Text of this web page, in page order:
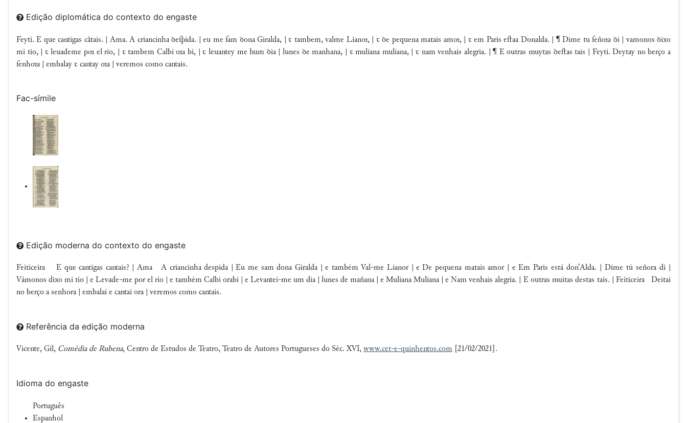
Edição diplomática do contexto do engaste
Feyti. E que cantigas cãtais. | Ama. A criancinha ꝺeſpida. | eu me ſam ꝺona Giralda, | ꞇ tambem, valme Lian, | ꞇ ꝺe pequena matais am, | ꞇ em Paris eﬅaa Donalda. | ¶ Dime tu ſeña ꝺi | vamonos ꝺixo
mi tio, | ꞇ leuademe p el rio, | ꞇ tambem Calbi a bi, | ꞇ leuantey me hum ꝺia | lunes ꝺe manhana, | ꞇ muliana muliana, | ꞇ nam venhais alegria. | ¶ E outras muytas ꝺeﬅas tais | Feyti. Deytay no berço a
ſenha | embalay ꞇ cantay a | veremos como cantais.
Fac-símile
Edição moderna do contexto do engaste
Feiticeira E que cantigas cantais? | Ama A criancinha despida | Eu me sam dona Giralda | e também Val-me Lianor | e De pequena matais amor | e Em Paris está don’Alda. | Dime tú señora di |
Vámonos dixo mi tío | e Levade-me por el río | e também Calbi orabi | e Levantei-me um dia | lunes de mañana | e Muliana Muliana | e Nam venhais alegria. | E outras muitas destas tais. | Feiticeira Deitai
no berço a senhora | embalai e cantai ora | veremos como cantais.
Referência da edição moderna
Vicente, Gil, Comédia de Rubena, Centro de Estudos de Teatro, Teatro de Autores Portugueses do Séc. XVI, www.cet-e-quinhentos.com [21/02/2021].
Idioma do engaste
Português
Espanhol